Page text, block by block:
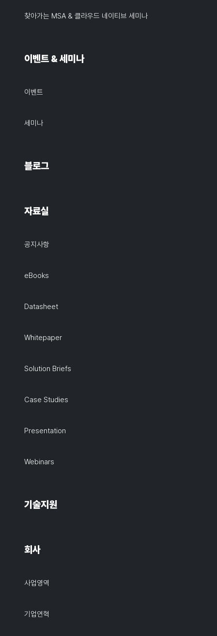
찾아가는 MSA & 클라우드 네이티브 세미나
이벤트 & 세미나
이벤트
세미나
블로그
자료실
공지사항
eBooks
Datasheet
Whitepaper
Solution Briefs
Case Studies
Presentation
Webinars
기술지원
회사
사업영역
기업연혁